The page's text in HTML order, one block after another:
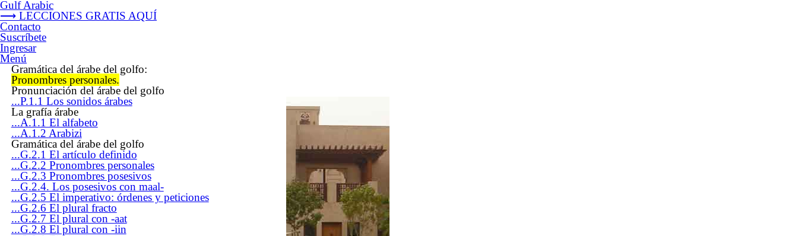
Gulf Arabic
⟶ LECCIONES GRATIS AQUÍ
Contacto
Suscríbete
Ingresar
Menú
Gramática del árabe del golfo:
Pronombres personales.
Pronunciación del árabe del golfo
...P.1.1 Los sonidos árabes
La grafía árabe
...A.1.1 El alfabeto
...A.1.2 Arabizi
Gramática del árabe del golfo
...G.2.1 El artículo definido
...G.2.2 Pronombres personales
...G.2.3 Pronombres posesivos
...G.2.4. Los posesivos con maal-
...G.2.5 El imperativo: órdenes y peticiones
...G.2.6 El plural fracto
...G.2.7 El plural con -aat
...G.2.8 El plural con -iin